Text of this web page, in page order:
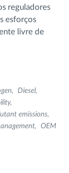
reguladores
esforços
livre de
Diesel
emissions
OEM